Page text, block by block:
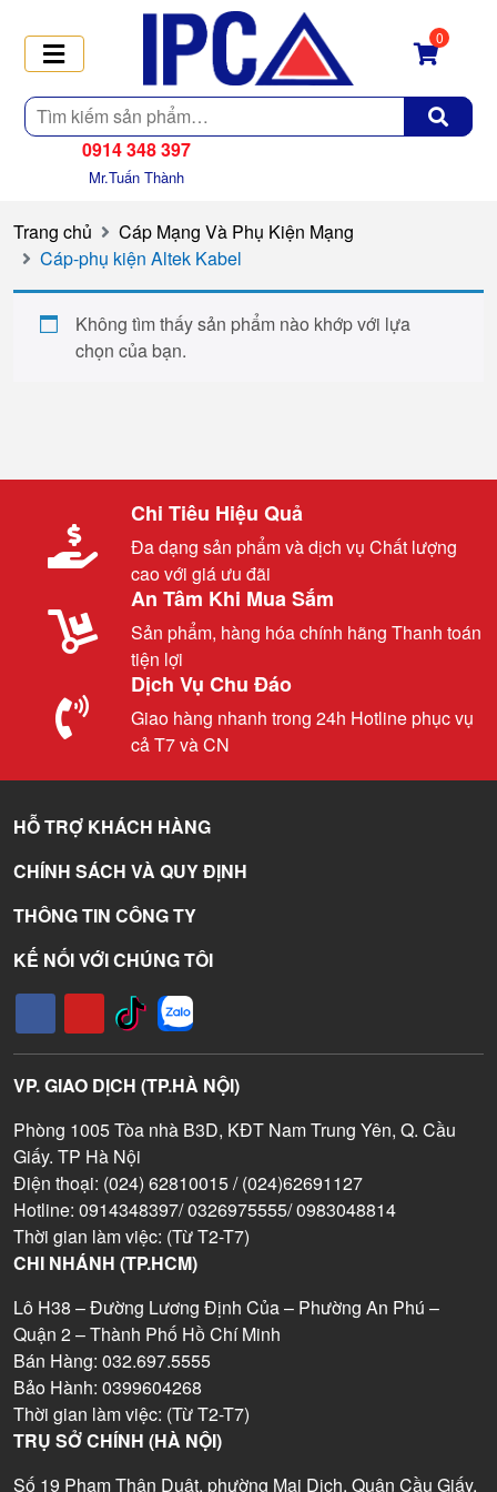
Tìm
kiếm
0
0914 348 397
Mr.Tuấn Thành
Trang chủ
Cáp Mạng Và Phụ Kiện Mạng
Cáp-phụ kiện Altek Kabel
Không tìm thấy sản phẩm nào khớp với lựa
chọn của bạn.
Chi Tiêu Hiệu Quả
Đa dạng sản phẩm và dịch vụ Chất lượng
cao với giá ưu đãi
An Tâm Khi Mua Sắm
Sản phẩm, hàng hóa chính hãng Thanh toán
tiện lợi
Dịch Vụ Chu Đáo
Giao hàng nhanh trong 24h Hotline phục vụ
cả T7 và CN
HỖ TRỢ KHÁCH HÀNG
CHÍNH SÁCH VÀ QUY ĐỊNH
THÔNG TIN CÔNG TY
KẾ NỐI VỚI CHÚNG TÔI
VP. GIAO DỊCH (TP.HÀ NỘI)
Phòng 1005 Tòa nhà B3D, KĐT Nam Trung Yên, Q. Cầu
Giấy. TP Hà Nội
Điện thoại: (024) 62810015 / (024)62691127
Hotline: 0914348397/ 0326975555/ 0983048814
Thời gian làm việc: (Từ T2-T7)
CHI NHÁNH (TP.HCM)
Lô H38 – Đường Lương Định Của – Phường An Phú –
Quận 2 – Thành Phố Hồ Chí Minh
Bán Hàng: 032.697.5555
Bảo Hành: 0399604268
Thời gian làm việc: (Từ T2-T7)
TRỤ SỞ CHÍNH (HÀ NỘI)
Số 19 Phạm Thận Duật, phường Mai Dịch, Quận Cầu Giấy,